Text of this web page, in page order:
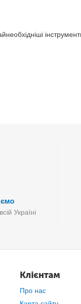
Україні
Клієнтам
Про нас